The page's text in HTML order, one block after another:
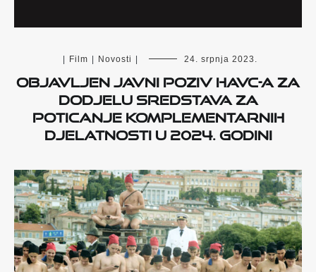
| Film | Novosti | 24. srpnja 2023.
Objavljen Javni poziv HAVC-a za
dodjelu sredstava za
poticanje komplementarnih
djelatnosti u 2024. godini